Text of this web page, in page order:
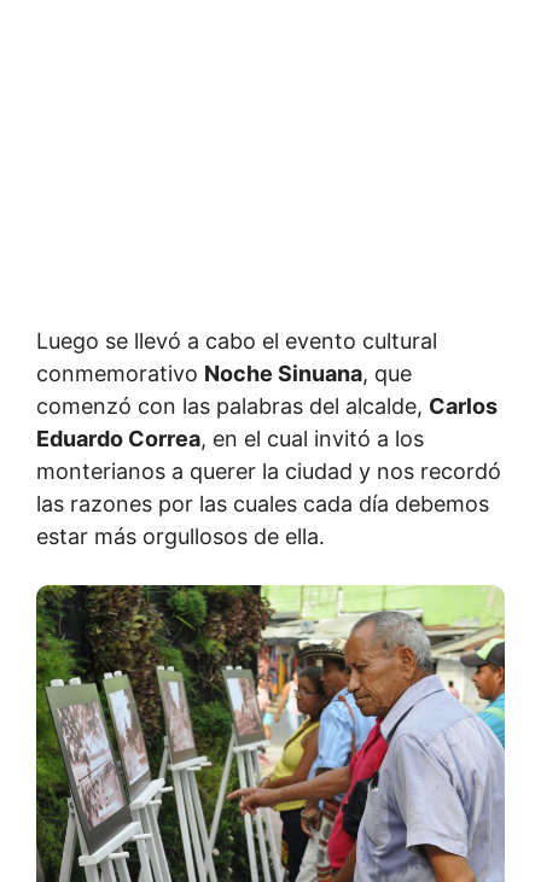
Luego se llevó a cabo el evento cultural
conmemorativo Noche Sinuana, que
comenzó con las palabras del alcalde, Carlos
Eduardo Correa, en el cual invitó a los
monterianos a querer la ciudad y nos recordó
las razones por las cuales cada día debemos
estar más orgullosos de ella.